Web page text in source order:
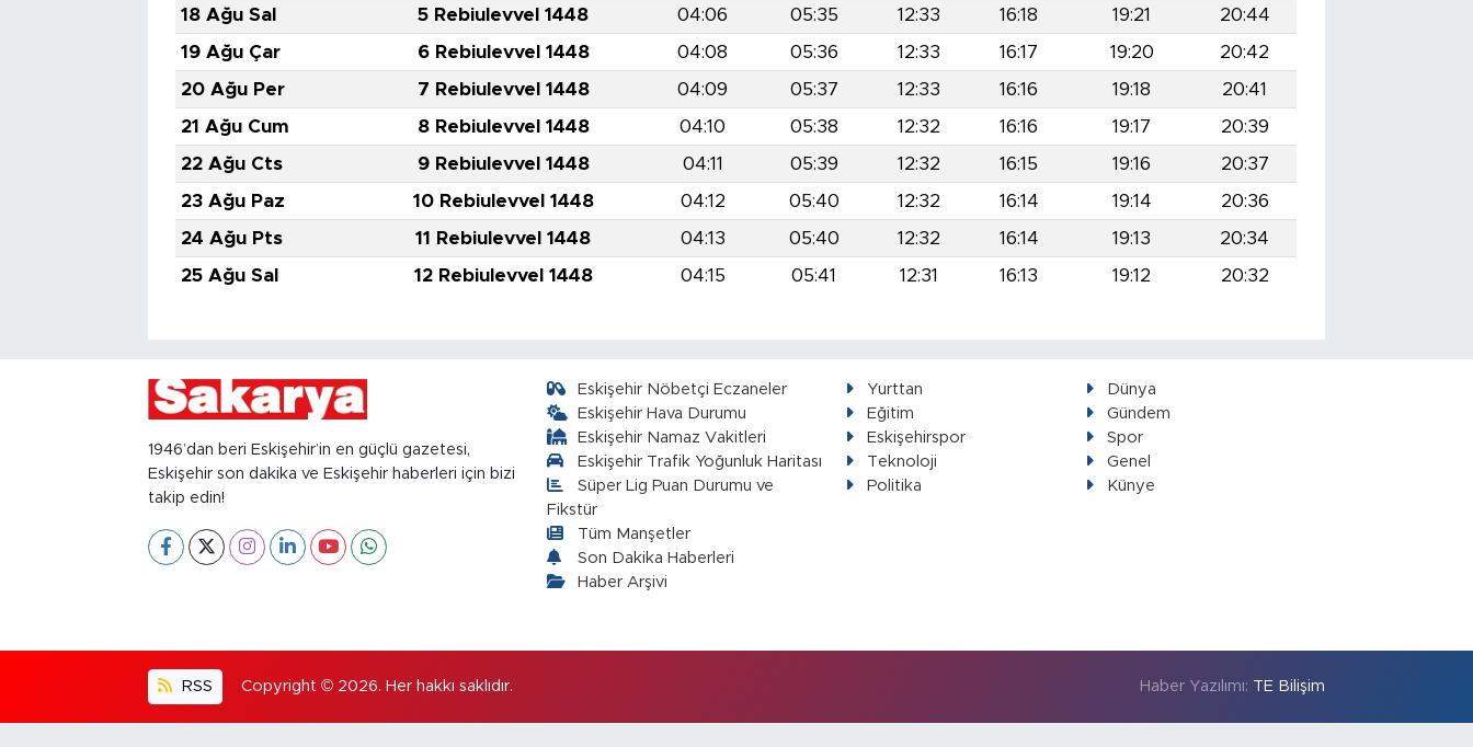
18 Ağu Sal
5 Rebiulevvel 1448 04:06 05:35 12:33 16:18 19:21
20:44
19 Ağu Çar
6 Rebiulevvel 1448 04:08 05:36 12:33 16:17 19:20
20:42
20 Ağu Per
7 Rebiulevvel 1448 04:09 05:37 12:33 16:16 19:18
20:41
21 Ağu Cum
8 Rebiulevvel 1448 04:10 05:38 12:32 16:16 19:17
20:39
22 Ağu Cts
9 Rebiulevvel 1448 04:11 05:39 12:32 16:15 19:16
20:37
23 Ağu Paz
10 Rebiulevvel 1448 04:12 05:40 12:32 16:14 19:14
20:36
24 Ağu Pts
11 Rebiulevvel 1448 04:13 05:40 12:32 16:14 19:13
20:34
25 Ağu Sal
12 Rebiulevvel 1448 04:15 05:41 12:31 16:13 19:12 20:32
1946’dan beri Eskişehir’in en güçlü gazetesi,
Eskişehir son dakika ve Eskişehir haberleri için bizi
takip edin!
Eskişehir Nöbetçi Eczaneler
Eskişehir Hava Durumu
Eskişehir Namaz Vakitleri
Eskişehir Trafik Yoğunluk Haritası
Süper Lig Puan Durumu ve
Fikstür
Tüm Manşetler
Son Dakika Haberleri
Haber Arşivi
Yurttan
Dünya
Eğitim
Gündem
Eskişehirspor
Spor
Teknoloji
Genel
Politika
Künye
RSS Copyright © 2026. Her hakkı saklıdır. Haber Yazılımı: TE Bilişim